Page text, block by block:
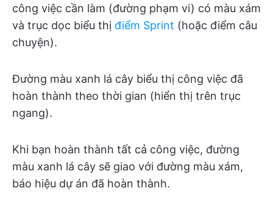
công việc cần làm (đường phạm vi) có màu xám
và trục dọc biểu thị điểm Sprint (hoặc điểm câu
chuyện).
Đường màu xanh lá cây biểu thị công việc đã
hoàn thành theo thời gian (hiển thị trên trục
ngang).
Khi bạn hoàn thành tất cả công việc, đường
màu xanh lá cây sẽ giao với đường màu xám,
báo hiệu dự án đã hoàn thành.